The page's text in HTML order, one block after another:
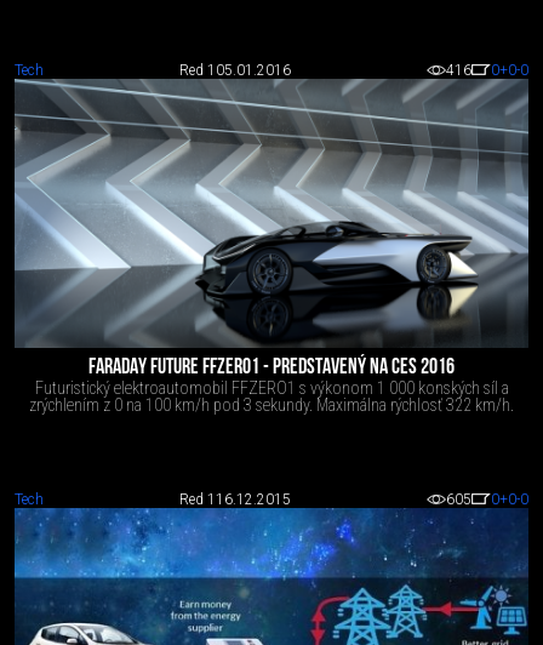
Tech Red 1 05.01.2016 416 0+0-0
FARADAY FUTURE FFZERO1 - PREDSTAVENÝ NA CES 2016
Futuristický elektroautomobil FFZERO1 s výkonom 1 000 konských síl a
zrýchlením z 0 na 100 km/h pod 3 sekundy. Maximálna rýchlosť 322 km/h.
Tech Red 1 16.12.2015 605 0+0-0